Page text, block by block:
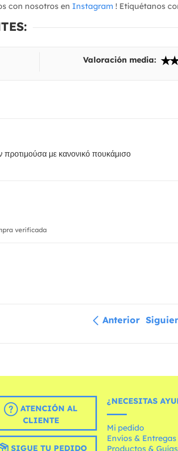
con nosotros en Instagram ! Etiquétanos
Valoración media:
με κανονικό πουκάμισο
verificada
Anterior
ATENCIÓN AL
CLIENTE
SIGUE TU PEDIDO
¿NECESITAS
Mi pedido
Envíos & Entregas
Productos &